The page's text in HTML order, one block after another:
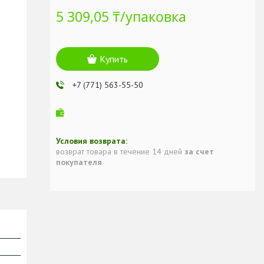
5 309,05 ₸/упаковка
Купить
+7 (771) 563-55-50
возврат товара в течение 14 дней за счет
покупателя